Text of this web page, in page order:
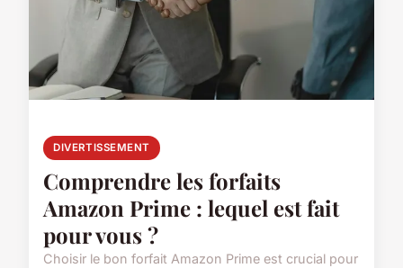
DIVERTISSEMENT
Comprendre les forfaits
Amazon Prime : lequel est fait
pour vous ?
Choisir le bon forfait Amazon Prime est crucial pour